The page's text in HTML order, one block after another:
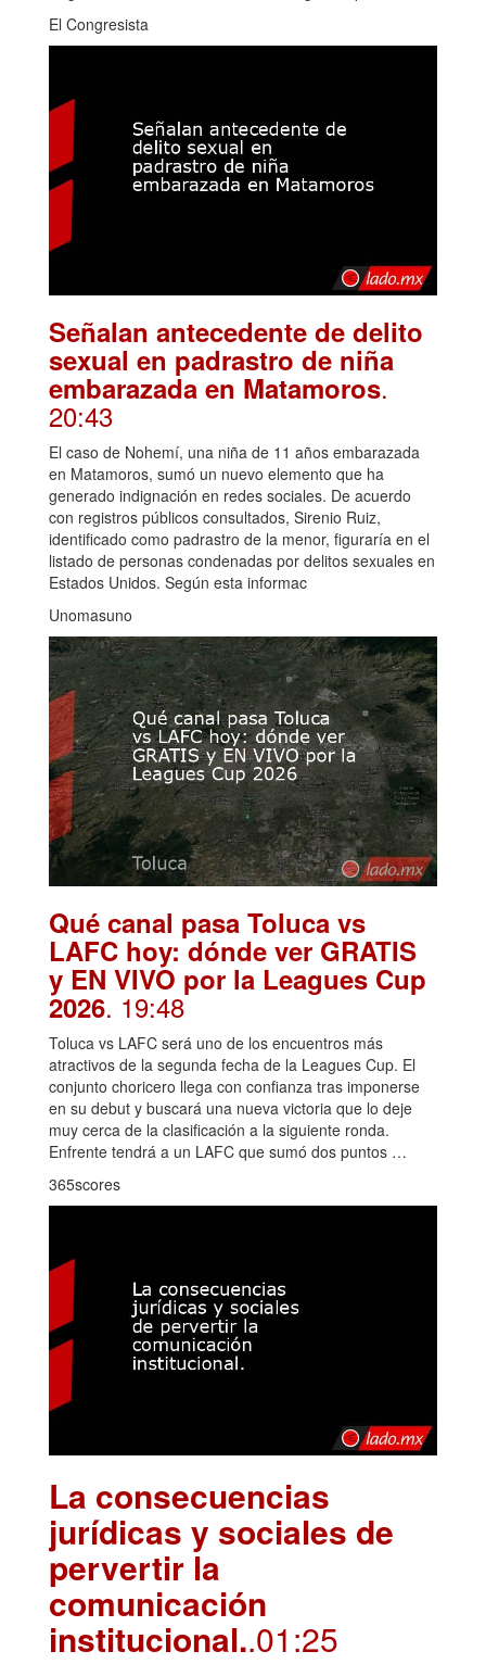
El Congresista
Señalan antecedente de delito
sexual en padrastro de niña
embarazada en Matamoros.
20:43
El caso de Nohemí, una niña de 11 años embarazada
en Matamoros, sumó un nuevo elemento que ha
generado indignación en redes sociales. De acuerdo
con registros públicos consultados, Sirenio Ruiz,
identificado como padrastro de la menor, figuraría en el
listado de personas condenadas por delitos sexuales en
Estados Unidos. Según esta informac
Unomasuno
Qué canal pasa Toluca vs
LAFC hoy: dónde ver GRATIS
y EN VIVO por la Leagues Cup
2026. 19:48
Toluca vs LAFC será uno de los encuentros más
atractivos de la segunda fecha de la Leagues Cup. El
conjunto choricero llega con confianza tras imponerse
en su debut y buscará una nueva victoria que lo deje
muy cerca de la clasificación a la siguiente ronda.
Enfrente tendrá a un LAFC que sumó dos puntos …
365scores
La consecuencias
jurídicas y sociales de
pervertir la
comunicación
institucional..01:25